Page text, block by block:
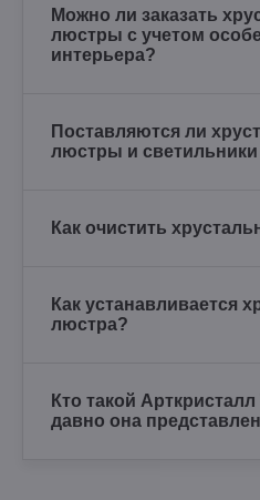
Можно ли заказать
люстры с учетом
интерьера?
Поставляются ли
люстры и
Как очистить
Как устанавливается
люстра?
Кто такой
давно она